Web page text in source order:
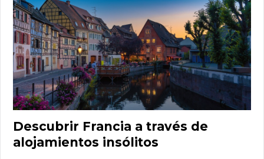
Descubrir Francia a través de
alojamientos insólitos